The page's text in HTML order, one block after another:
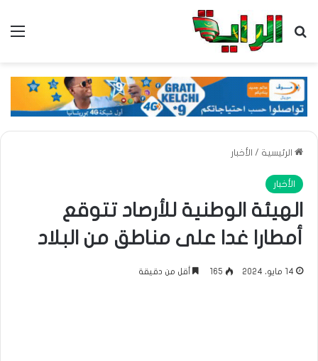
بحث عن
الرئيسية / الأخبار
الأخبار
الهيئة الوطنية للأرصاد تتوقع
أمطارا غدا على مناطق من البلاد
14 مايو، 2024 165 أقل من دقيقة